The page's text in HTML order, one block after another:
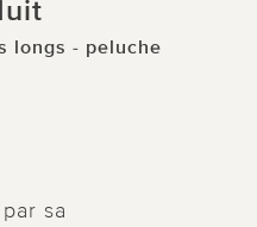
longs - peluche
sa